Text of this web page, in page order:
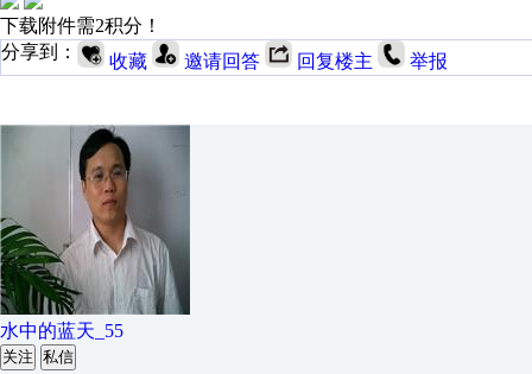
下载附件需2积分！
分享到：
收藏 邀请回答 回复楼主 举报
水中的蓝天_55
关注 私信